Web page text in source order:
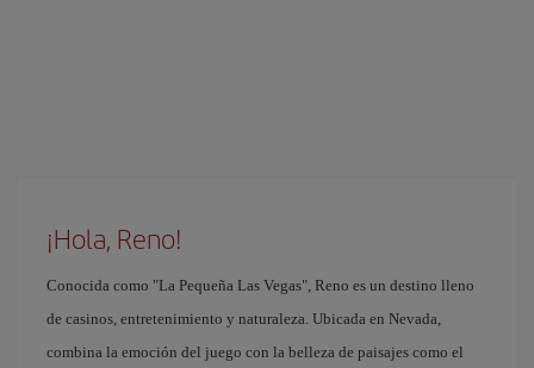
¡Hola, Reno!
Conocida como "La Pequeña Las Vegas", Reno es un destino lleno
de casinos, entretenimiento y naturaleza. Ubicada en Nevada,
combina la emoción del juego con la belleza de paisajes como el